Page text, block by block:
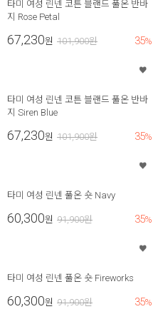
타미 여성 린넨 코튼 블랜드 풀온 반바
지 Rose Petal
67,230원 101,900원 35%
타미 여성 린넨 코튼 블랜드 풀온 반바
지 Siren Blue
67,230원 101,900원 35%
타미 여성 린넨 풀온 숏 Navy
60,300원 91,900원 35%
타미 여성 린넨 풀온 숏 Fireworks
60,300원 91,900원 35%